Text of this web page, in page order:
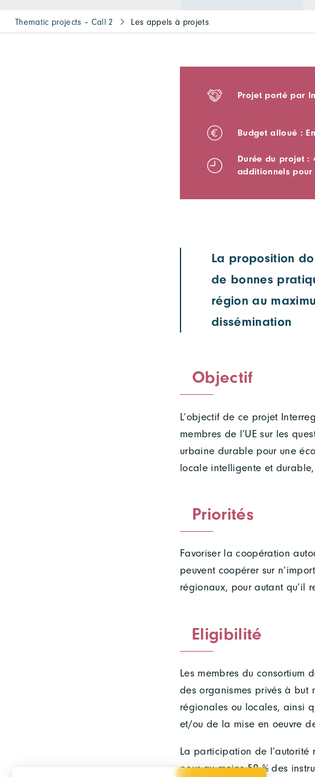
Thematic projects – Call 2 Les appels à projets
Projet porté par
Budget alloué :
Durée du projet :
additionnels
La proposition
de bonnes
région au
dissémination
Objectif
L’objectif de ce projet
membres de l’UE sur les
urbaine durable pour une
locale intelligente et
Priorités
Favoriser la coopération
peuvent coopérer sur
régionaux, pour autant qu’il
Eligibilité
Les membres du consortium
des organismes privés à but
régionales ou locales, ainsi
et/ou de la mise en oeuvre
La participation de
pour au moins 50 % des